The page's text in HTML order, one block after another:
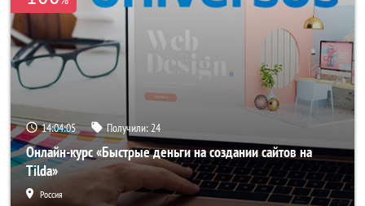
14:04:04 Получили:24
Онлайн-курс «Быстрые деньги на создании сайтов на
Tilda»
Россия